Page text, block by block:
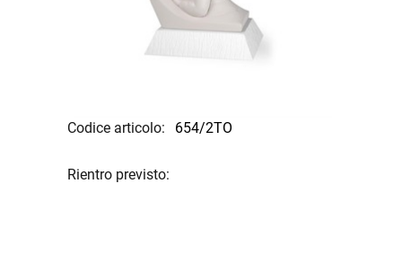
Codice articolo: 654/2TO
Rientro previsto: